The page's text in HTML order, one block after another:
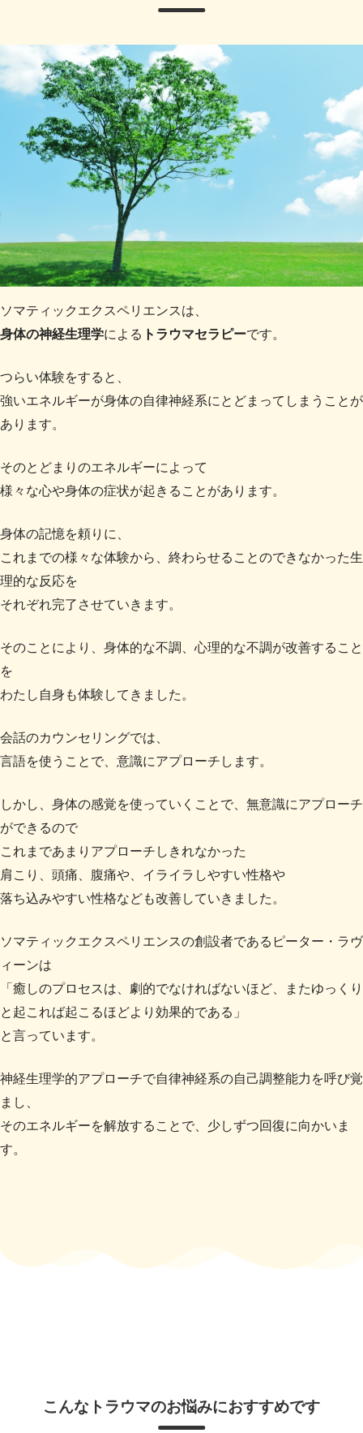
ソマティックエクスペリエンスは、
身体の神経生理学による トラウマセラピーです。
つらい体験をすると、
強いエネルギーが身体の自律神経系にとどまってしまうことが
あります。
そのとどまりのエネルギーによって
様々な心や身体の症状が起きることがあります。
身体の記憶を頼りに、
これまでの様々な体験から、終わらせることのできなかった生
理的な反応を
それぞれ完了させていきます。
そのことにより、身体的な不調、心理的な不調が改善すること
を
わたし自身も体験してきました。
会話のカウンセリングでは、
言語を使うことで、意識にアプローチします。
しかし、身体の感覚を使っていくことで、無意識にアプローチ
ができるので
これまであまりアプローチしきれなかった
肩こり、頭痛、腹痛や、イライラしやすい性格や
落ち込みやすい性格なども改善していきました。
ソマティックエクスペリエンスの創設者であるピーター・ラヴ
ィーンは
「癒しのプロセスは、劇的でなければないほど、またゆっくり
と起これば起こるほどより効果的である」
と言っています。
神経生理学的アプローチで自律神経系の自己調整能力を呼び覚
まし、
そのエネルギーを解放することで、少しずつ回復に向かいま
す。
こんなトラウマのお悩みにおすすめです